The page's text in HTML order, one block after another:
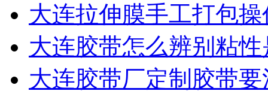
大连拉伸膜手工打包
大连胶带怎么辨别粘
大连胶带厂定制胶带